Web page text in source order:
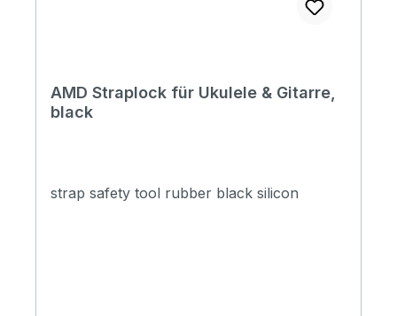
AMD Straplock für Ukulele & Gitarre,
black
strap safety tool rubber black silicon